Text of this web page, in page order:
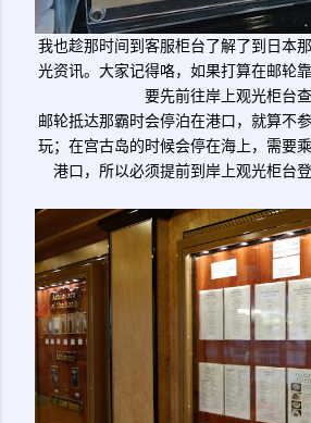
我也趁那时间到客服柜台了解了到日本
光资讯。大家记得咯，如果打算在邮轮
要先前往岸上观光柜台查
邮轮抵达那霸时会停泊在港口，就算不
玩；在宫古岛的时候会停在海上，需要
港口，所以必须提前到岸上观光柜台